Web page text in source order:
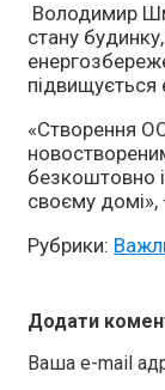
Володимир
стану
підвищується
«Створення
безкоштовно
своєму
Рубрики:
Додати
Ваша e-mail